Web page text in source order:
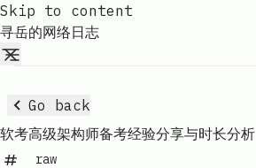
Skip to content
寻岳的网络日志
Go back
软考高级架构师备考经验分享与时长分析
raw